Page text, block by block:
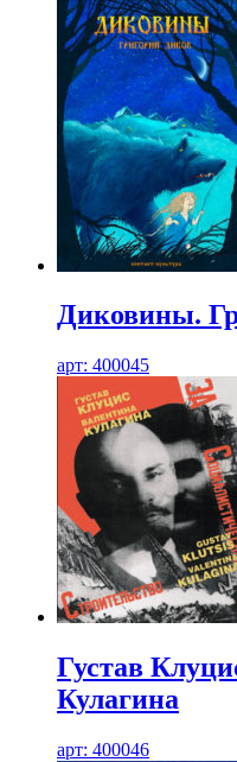
Диковины.
арт: 400045
Густав
Кулагина
арт: 400046